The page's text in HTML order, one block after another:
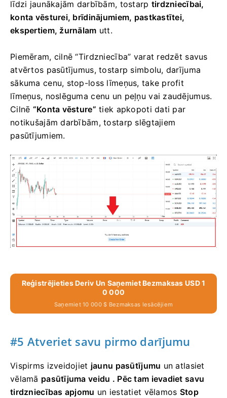
līdzi jaunākajām darbībām, tostarp tirdzniecībai,
konta vēsturei, brīdinājumiem, pastkastītei,
ekspertiem, žurnālam utt.
Piemēram, cilnē “Tirdzniecība” varat redzēt savus
atvērtos pasūtījumus, tostarp simbolu, darījuma
sākuma cenu, stop-loss līmeņus, take profit
līmeņus, noslēguma cenu un peļņu vai zaudējumus.
Cilnē “Konta vēsture” tiek apkopoti dati par
notikušajām darbībām, tostarp slēgtajiem
pasūtījumiem.
Reģistrējieties Deriv Un Saņemiet Bezmaksas USD 1
0 000
Saņemiet 10 000 $ Bezmaksas Iesācējiem
#5 Atveriet savu pirmo darījumu
Vispirms izveidojiet jaunu pasūtījumu un atlasiet
vēlamā pasūtījuma veidu . Pēc tam ievadiet savu
tirdzniecības apjomu un iestatiet vēlamos Stop